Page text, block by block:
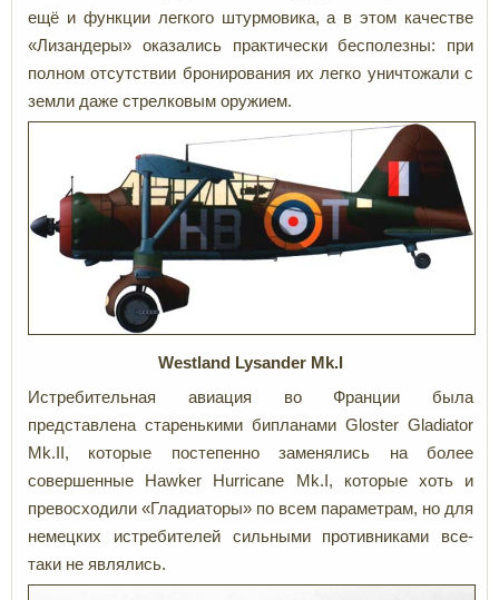
ещё и функции легкого штурмовика, а в этом качестве
«Лизандеры» оказались практически бесполезны: при
полном отсутствии бронирования их легко уничтожали с
земли даже стрелковым оружием.
Westland Lysander Mk.I
Истребительная авиация во Франции была
представлена старенькими бипланами Gloster Gladiator
Mk.II, которые постепенно заменялись на более
совершенные Hawker Hurricane Mk.I, которые хоть и
превосходили «Гладиаторы» по всем параметрам, но для
немецких истребителей сильными противниками все-
таки не являлись.